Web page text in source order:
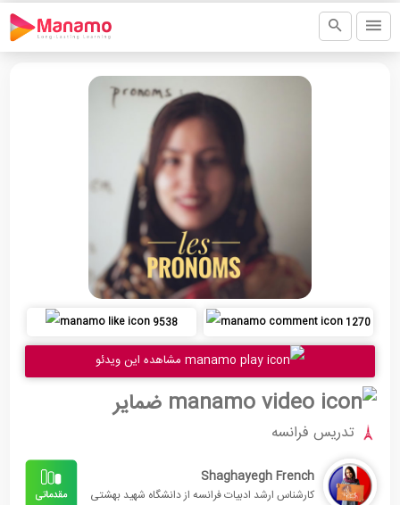
9538 1270
مشاهده این ویدئو
ضمایر
تدریس فرانسه
Shaghayegh French
کارشناس ارشد ادبیات فرانسه از دانشگاه شهید بهشتی